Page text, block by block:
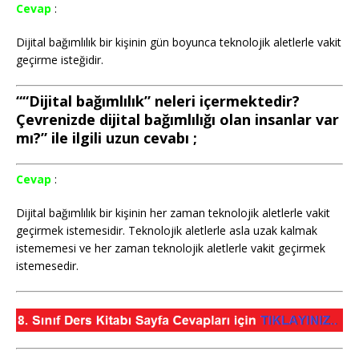
Cevap :
Dijital bağımlılık bir kişinin gün boyunca teknolojik aletlerle vakit
geçirme isteğidir.
““Dijital bağımlılık” neleri içermektedir?
Çevrenizde dijital bağımlılığı olan insanlar var
mı?” ile ilgili uzun cevabı ;
Cevap :
Dijital bağımlılık bir kişinin her zaman teknolojik aletlerle vakit
geçirmek istemesidir. Teknolojik aletlerle asla uzak kalmak
istememesi ve her zaman teknolojik aletlerle vakit geçirmek
istemesedir.